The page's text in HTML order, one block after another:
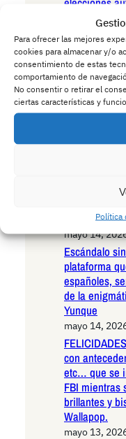
Para ofrecer las mejores
cookies para almacenar y/o
consentimiento de estas
comportamiento de
No consentir o retirar el
ciertas características y
Política
mayo 15,
Andalucía en
las seis
VOX en las
autonómicas
mayo 15, 2026
Andalucía
seis
Podemos en
La Policía
invaden las
mayo 14,
Escándalo
plataforma
españoles,
de la
Yunque
mayo 14,
con
etc… que se
FBI mientras
brillantes y
Wallapop.
mayo 13,